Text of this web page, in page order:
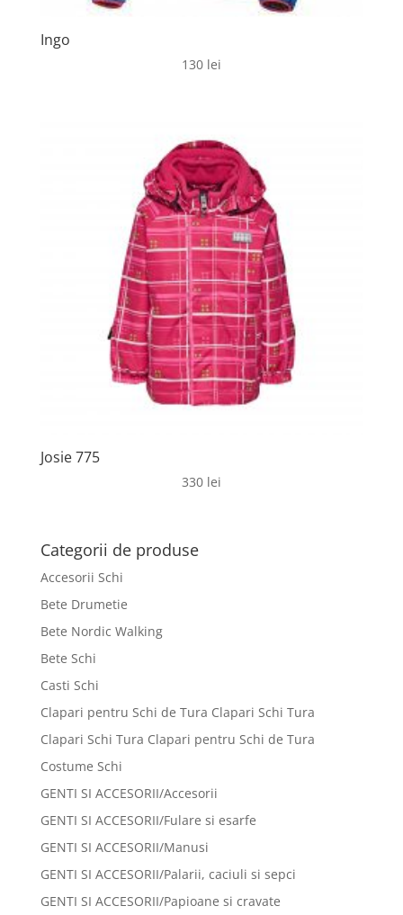
Ingo
130 lei
Josie 775
330 lei
Categorii de produse
Accesorii Schi
Bete Drumetie
Bete Nordic Walking
Bete Schi
Casti Schi
Clapari pentru Schi de Tura Clapari Schi Tura
Clapari Schi Tura Clapari pentru Schi de Tura
Costume Schi
GENTI SI ACCESORII/Accesorii
GENTI SI ACCESORII/Fulare si esarfe
GENTI SI ACCESORII/Manusi
GENTI SI ACCESORII/Palarii, caciuli si sepci
GENTI SI ACCESORII/Papioane si cravate